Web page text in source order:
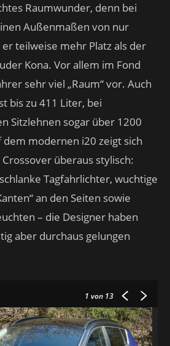
Raumwunder, denn bei
Außenmaßen von nur
teilweise mehr Platz als der
Kona. Vor allem im Fond
sehr viel „Raum“ vor. Auch
bis zu 411 Liter, bei
Sitzlehnen sogar über 1200
modernen i20 zeigt sich
überaus stylisch:
Tagfahrlichter, wuchtige
an den Seiten sowie
– die Designer haben
aber durchaus gelungen
1 von 13